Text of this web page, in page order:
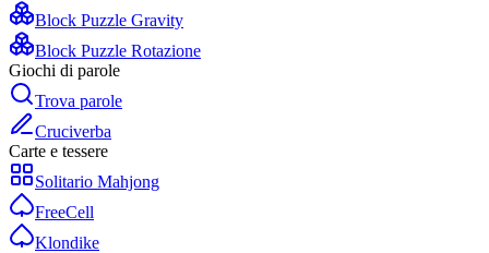
Block Puzzle Gravity
Block Puzzle Rotazione
Giochi di parole
Trova parole
Cruciverba
Carte e tessere
Solitario Mahjong
FreeCell
Klondike